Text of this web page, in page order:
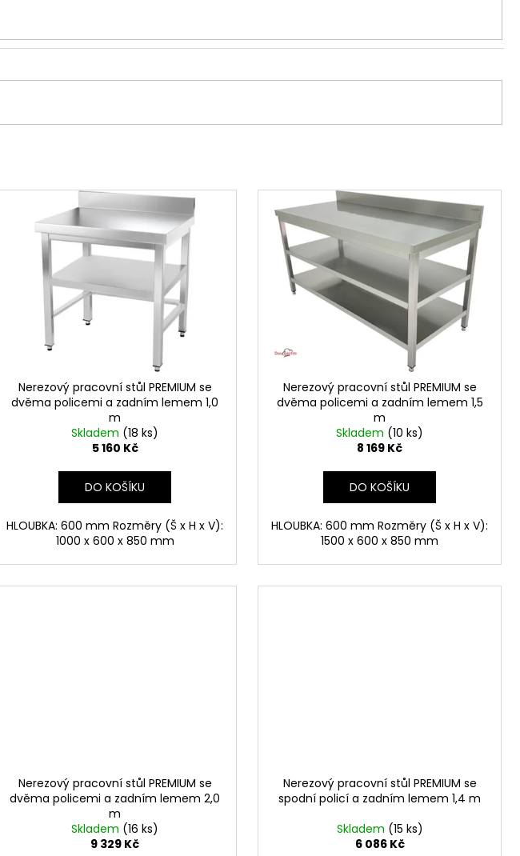
Nerezový pracovní stůl PREMIUM se
dvěma policemi a zadním lemem 1,0
m
Skladem (18 ks)
5 160 Kč
DO KOŠÍKU
HLOUBKA: 600 mm Rozměry (Š x H x V):
1000 x 600 x 850 mm
Nerezový pracovní stůl PREMIUM se
dvěma policemi a zadním lemem 1,5
m
Skladem (10 ks)
8 169 Kč
DO KOŠÍKU
HLOUBKA: 600 mm Rozměry (Š x H x V):
1500 x 600 x 850 mm
Nerezový pracovní stůl PREMIUM se
dvěma policemi a zadním lemem 2,0
m
Skladem (16 ks)
9 329 Kč
Nerezový pracovní stůl PREMIUM se
spodní policí a zadním lemem 1,4 m
Skladem (15 ks)
6 086 Kč